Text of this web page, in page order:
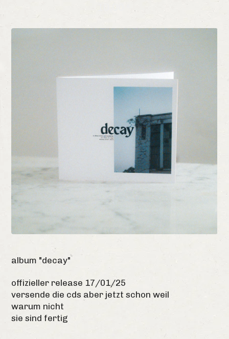
album "decay"
offizieller release 17/01/25
versende die cds aber jetzt schon weil
warum nicht
sie sind fertig